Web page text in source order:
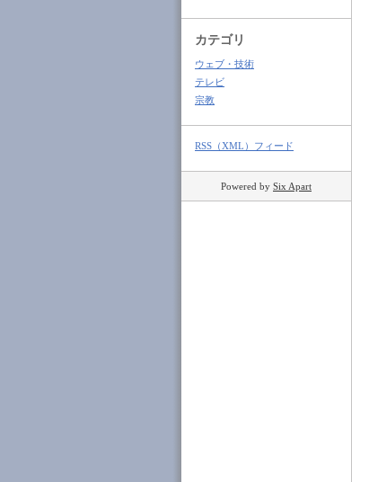
カテゴリ
ウェブ・技術
テレビ
宗教
RSS（XML）フィード
Powered by Six Apart